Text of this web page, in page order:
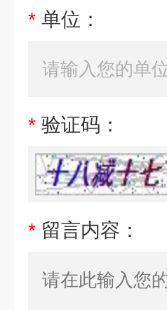
* 单位：
* 验证码：
* 留言内容：